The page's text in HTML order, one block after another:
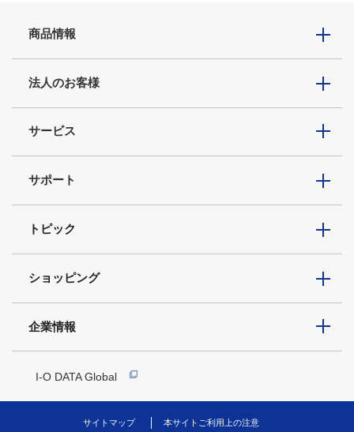
商品情報
法人のお客様
サービス
サポート
トピック
ショッピング
企業情報
I-O DATA Global
サイトマップ 本サイトご利用上の注意